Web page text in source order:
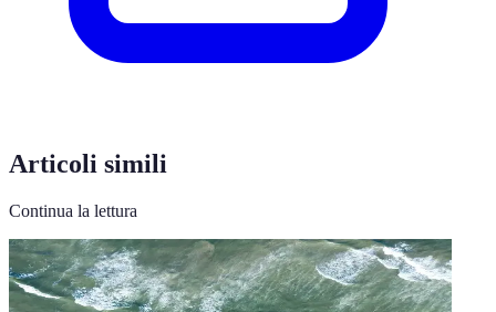
Articoli simili
Continua la lettura